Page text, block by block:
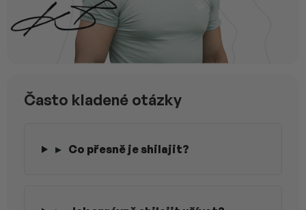
Často kladené otázky
▸ Co přesně je shilajit?